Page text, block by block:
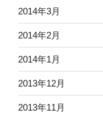
2014年3月
2014年2月
2014年1月
2013年12月
2013年11月